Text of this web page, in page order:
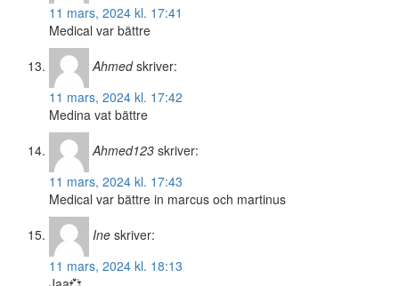
11 mars, 2024 kl. 17:41
Medical var bättre
Ahmed skriver:
11 mars, 2024 kl. 17:42
Medina vat bättre
Ahmed123 skriver:
11 mars, 2024 kl. 17:43
Medical var bättre in marcus och martinus
Ine skriver:
11 mars, 2024 kl. 18:13